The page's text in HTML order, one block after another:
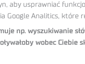
aby usprawniać
Google Analitics, które
np. wyszukiwanie
wobec